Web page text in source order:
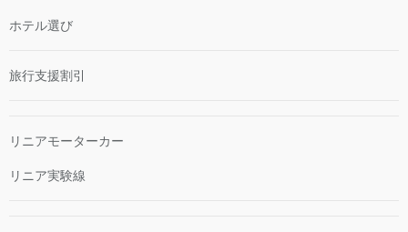
ホテル選び
旅行支援割引
リニアモーターカー
リニア実験線